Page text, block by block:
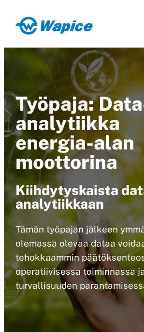
suoraan
sisältöön
Wapice
development
end
competence
Työpaja:
analytiikka
energia-alan
moottorina
Kiihdytyskaista
analytiikkaan
Tämän työpajan jälkeen
olemassa olevaa dataa
tehokkaammin
operatiivisessa toiminnassa
turvallisuuden